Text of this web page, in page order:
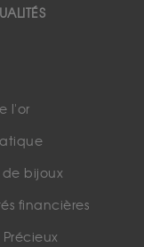
l'or
bijoux
financières